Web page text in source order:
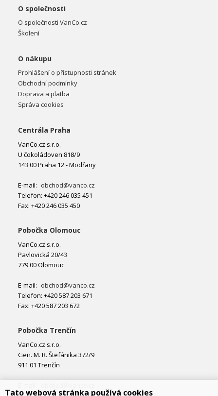
O společnosti
O společnosti VanCo.cz
Školení
O nákupu
Prohlášení o přístupnosti stránek
Obchodní podmínky
Doprava a platba
Správa cookies
Centrála Praha
VanCo.cz s.r.o.
U čokoládoven 818/9
143 00 Praha 12 - Modřany
E-mail: obchod@vanco.cz
Telefon: +420 246 035 451
Fax: +420 246 035 450
Pobočka Olomouc
VanCo.cz s.r.o.
Pavlovická 20/43
779 00 Olomouc
E-mail: obchod@vanco.cz
Telefon: +420 587 203 671
Fax: +420 587 203 672
Pobočka Trenčín
VanCo.cz s.r.o.
Gen. M. R. Štefánika 372/9
911 01 Trenčín
Tato webová stránka používá cookies